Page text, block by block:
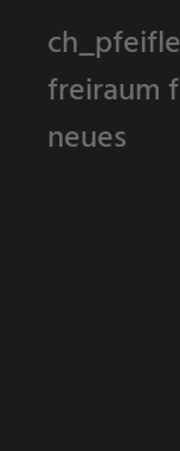
ch_pfeifle
freiraum
neues